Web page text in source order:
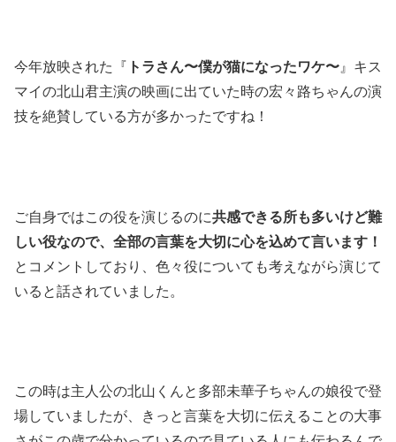
今年放映された『 トラさん〜僕が猫になったワケ〜 』キス
マイの北山君主演の映画に出ていた時の宏々路ちゃんの演
技を絶賛している方が多かったですね！
ご自身ではこの役を演じるのに共感できる所も多いけど難
しい役なので、全部の言葉を大切に心を込めて言います！
とコメントしており、色々役についても考えながら演じて
いると話されていました。
この時は主人公の北山くんと多部未華子ちゃんの娘役で登
場していましたが、きっと言葉を大切に伝えることの大事